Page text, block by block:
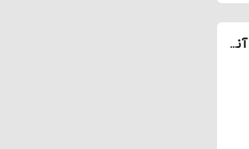
جدیدترین فیلم مسعود کیمیایی در پردیس نماوا/ «خون شد» به صورت آنلاین اکران شد